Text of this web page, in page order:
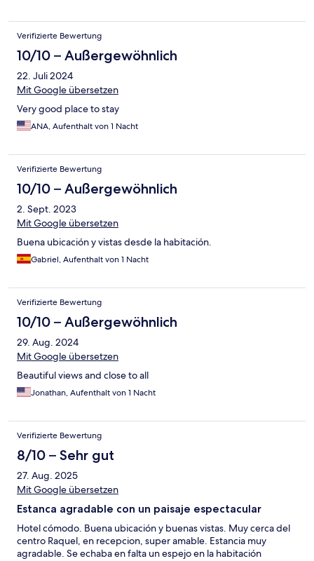
Verifizierte Bewertung
10/10 – Außergewöhnlich
22. Juli 2024
Mit Google übersetzen
Very good place to stay
ANA, Aufenthalt von 1 Nacht
Verifizierte Bewertung
10/10 – Außergewöhnlich
2. Sept. 2023
Mit Google übersetzen
Buena ubicación y vistas desde la habitación.
Gabriel, Aufenthalt von 1 Nacht
Verifizierte Bewertung
10/10 – Außergewöhnlich
29. Aug. 2024
Mit Google übersetzen
Beautiful views and close to all
Jonathan, Aufenthalt von 1 Nacht
Verifizierte Bewertung
8/10 – Sehr gut
27. Aug. 2025
Mit Google übersetzen
Estanca agradable con un paisaje espectacular
Hotel cómodo. Buena ubicación y buenas vistas. Muy cerca del
centro Raquel, en recepcion, super amable. Estancia muy
agradable. Se echaba en falta un espejo en la habitación